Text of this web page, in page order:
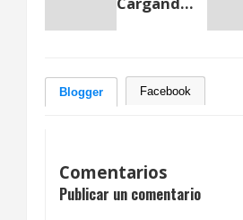
Blogger Facebook
Comentarios
Publicar un comentario